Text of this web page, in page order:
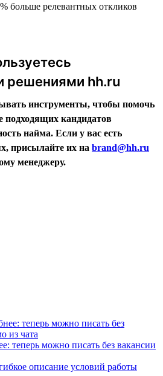
больше релевантных откликов
решениями hh.ru
инструменты, чтобы помочь
подходящих кандидатов
найма. Если у вас есть
присылайте их на brand@hh.ru
менеджеру.
теперь можно писать без вакансии